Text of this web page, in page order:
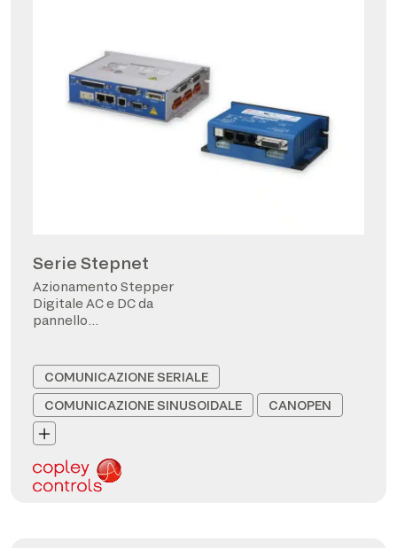
Serie Stepnet
Azionamento Stepper
Digitale AC e DC da
pannello
COMUNICAZIONE SERIALE
COMUNICAZIONE SINUSOIDALE
CANOPEN